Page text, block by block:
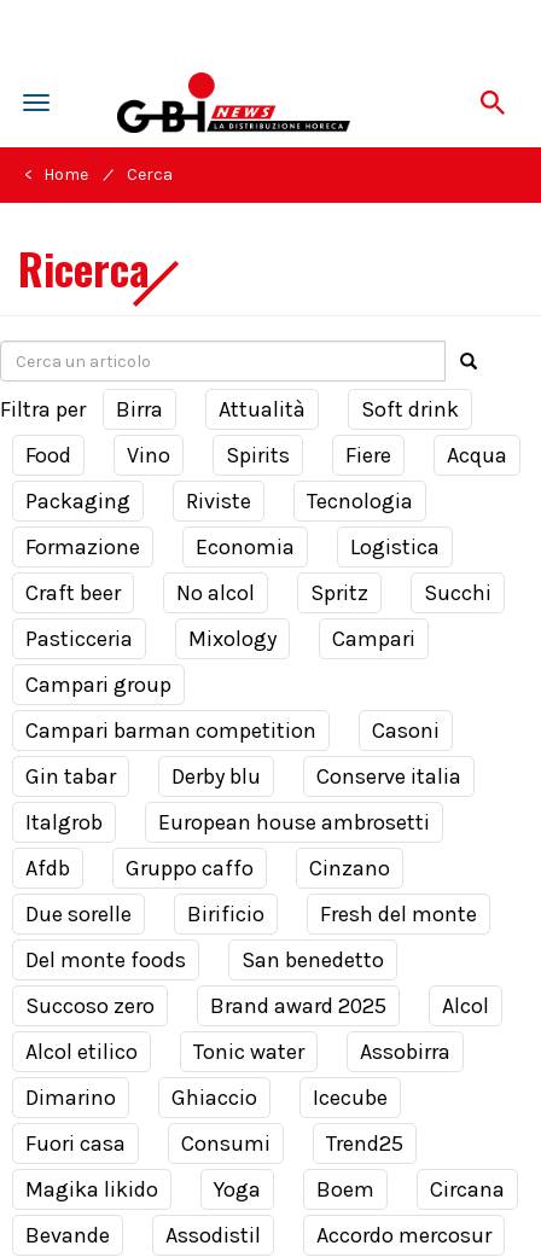
Toggle
navigation
< Home / Cerca
Ricerca
Filtra per Birra Attualità
Soft drink
Food
Vino Spirits Fiere
Acqua
Packaging
Riviste
Tecnologia
Formazione
Economia
Logistica
Craft beer
No alcol Spritz
Succhi
Pasticceria
Mixology
Campari
Campari group
Campari barman competition
Casoni
Gin tabar
Derby blu
Conserve italia
Italgrob
European house ambrosetti
Afdb
Gruppo caffo
Cinzano
Due sorelle
Birificio
Fresh del monte
Del monte foods
San benedetto
Succoso zero
Brand award 2025
Alcol
Alcol etilico
Tonic water
Assobirra
Dimarino
Ghiaccio
Icecube
Fuori casa
Consumi
Trend25
Magika likido
Yoga Boem
Circana
Bevande
Assodistil
Accordo mercosur